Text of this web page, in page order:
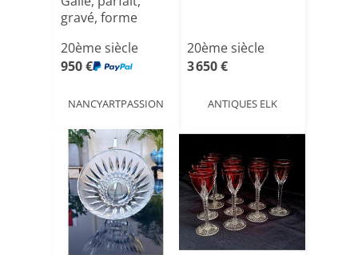
gravé, forme
20ème siècle
950 €
NANCYARTPASSION
20ème siècle
3 650 €
ANTIQUES ELK